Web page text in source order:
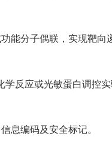
能分子偶联，实现靶向
反应或光敏蛋白调控实
息编码及安全标记。